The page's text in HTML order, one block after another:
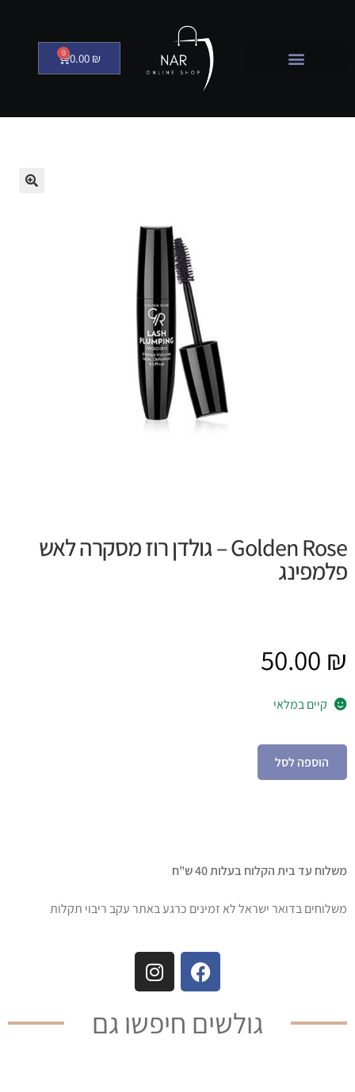
0.00 ₪
0
Golden Rose – גולדן רוז מסקרה לאש
פלמפינג
50.00 ₪
קיים במלאי
הוספה לסל
משלוח עד בית הקלוח בעלות 40 ש"ח
משלוחים בדואר ישראל לא זמינים כרגע באתר עקב ריבוי תקלות
גולשים חיפשו גם